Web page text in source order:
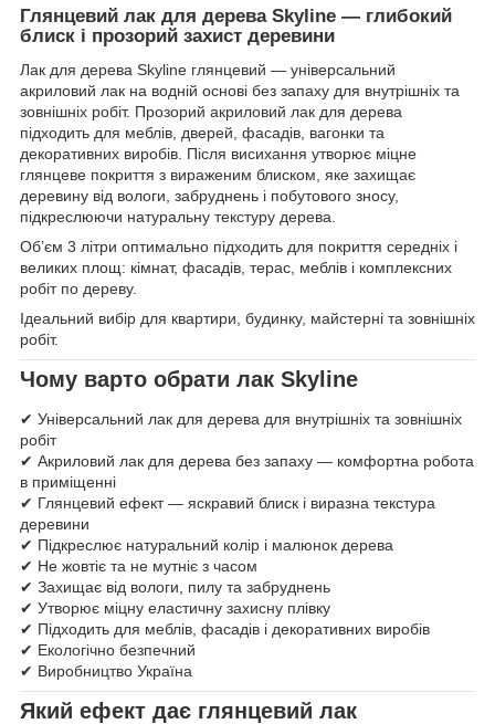
Глянцевий лак для дерева Skyline — глибокий
блиск і прозорий захист деревини
Лак для дерева Skyline глянцевий — універсальний
акриловий лак на водній основі без запаху для внутрішніх та
зовнішніх робіт. Прозорий акриловий лак для дерева
підходить для меблів, дверей, фасадів, вагонки та
декоративних виробів. Після висихання утворює міцне
глянцеве покриття з вираженим блиском, яке захищає
деревину від вологи, забруднень і побутового зносу,
підкреслюючи натуральну текстуру дерева.
Об’єм 3 літри оптимально підходить для покриття середніх і
великих площ: кімнат, фасадів, терас, меблів і комплексних
робіт по дереву.
Ідеальний вибір для квартири, будинку, майстерні та зовнішніх
робіт.
Чому варто обрати лак Skyline
✔ Універсальний лак для дерева для внутрішніх та зовнішніх
робіт
✔ Акриловий лак для дерева без запаху — комфортна робота
в приміщенні
✔ Глянцевий ефект — яскравий блиск і виразна текстура
деревини
✔ Підкреслює натуральний колір і малюнок дерева
✔ Не жовтіє та не мутніє з часом
✔ Захищає від вологи, пилу та забруднень
✔ Утворює міцну еластичну захисну плівку
✔ Підходить для меблів, фасадів і декоративних виробів
✔ Екологічно безпечний
✔ Виробництво Україна
Який ефект дає глянцевий лак